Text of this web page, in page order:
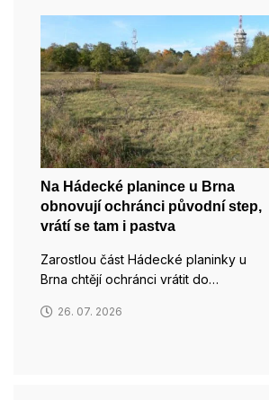
Na Hádecké planince u Brna
obnovují ochránci původní step,
vrátí se tam i pastva
Zarostlou část Hádecké planinky u
Brna chtějí ochránci vrátit do…
26. 07. 2026